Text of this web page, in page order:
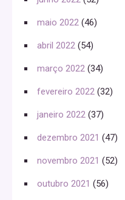
maio 2022 (46)
abril 2022 (54)
março 2022 (34)
fevereiro 2022 (32)
janeiro 2022 (37)
dezembro 2021 (47)
novembro 2021 (52)
outubro 2021 (56)